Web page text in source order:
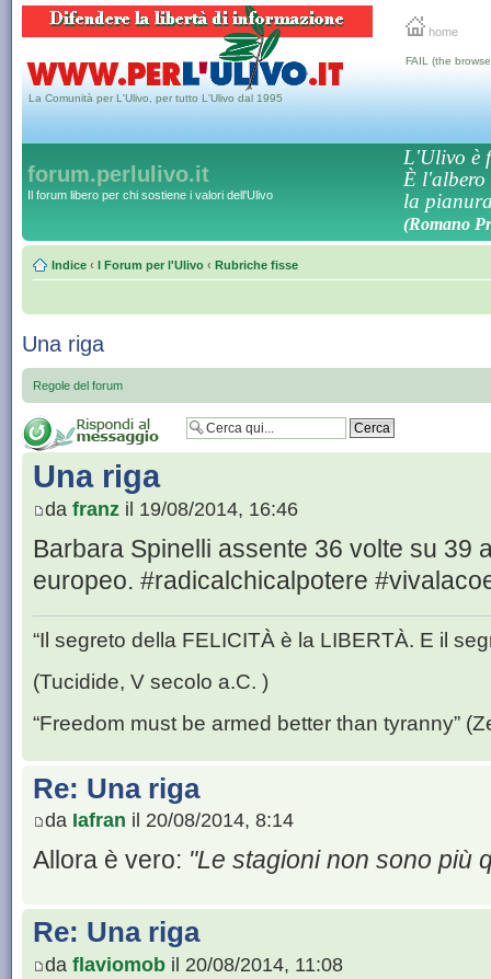
home
La Comunità per L'Ulivo, per tutto L'Ulivo dal 1995
FAIL (the
forum.perlulivo.it
Il forum libero per chi sostiene i valori dell'Ulivo
L'Ulivo è
È l'albero
la
(Romano
Indice ‹ I Forum per l'Ulivo ‹ Rubriche fisse
Una riga
Regole del forum
Una riga
da franz il 19/08/2014, 16:46
Barbara Spinelli assente 36 volte su 39
europeo. ‪#‎radicalchicalpotere‬
“Il segreto della FELICITÀ è la LIBERTÀ. E il
(Tucidide, V secolo a.C. )
“Freedom must be armed better than tyranny”
Re: Una riga
da Iafran il 20/08/2014, 8:14
Allora è vero: "Le stagioni non sono più
Re: Una riga
da flaviomob il 20/08/2014, 11:08